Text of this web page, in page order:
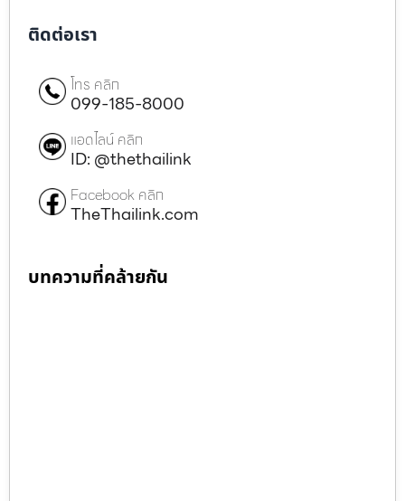
ติดต่อเรา
โทร คลิก
099-185-8000
แอดไลน์ คลิก
ID: @thethailink
Facebook คลิก
TheThailink.com
บทความที่คล้ายกัน